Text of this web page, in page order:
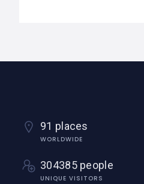
91 places
WORLDWIDE
304385 people
UNIQUE VISITORS